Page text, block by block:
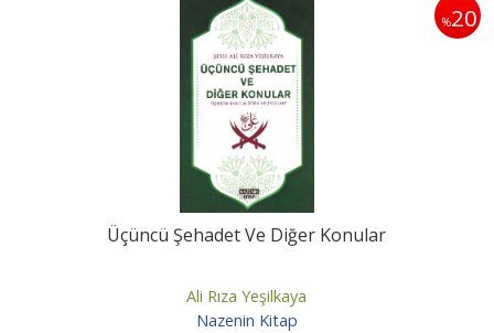
%20
Üçüncü Şehadet Ve Diğer Konular
Ali Rıza Yeşilkaya
Nazenin Kitap